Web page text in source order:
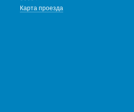
Карта проезда